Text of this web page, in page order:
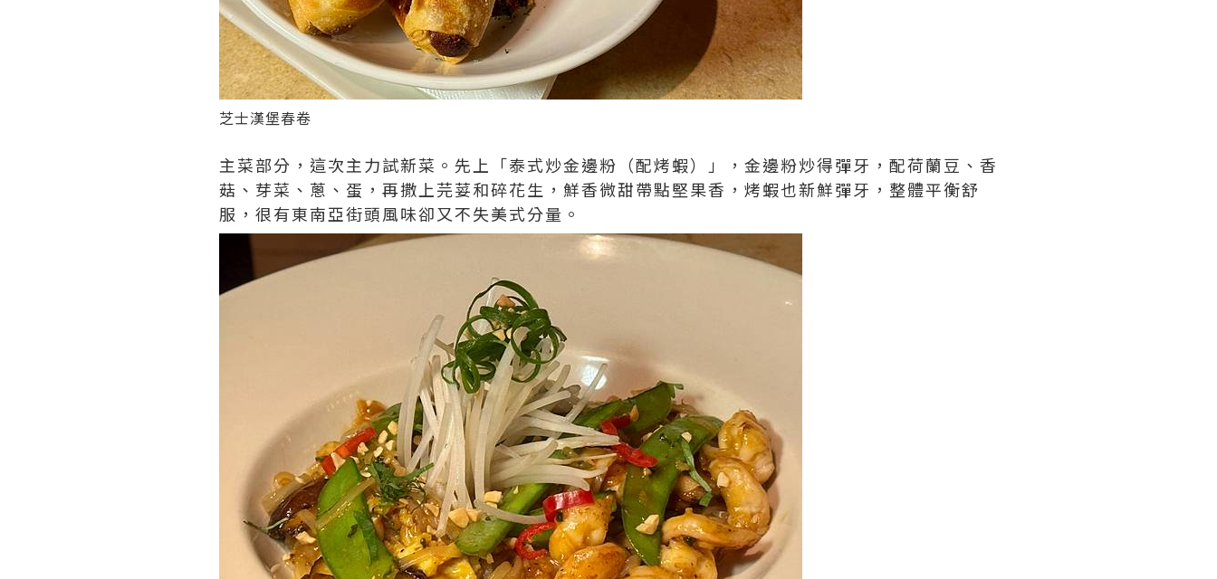
芝士漢堡春卷
主菜部分，這次主力試新菜。先上「泰式炒金邊粉（配烤蝦）」，金邊粉炒得彈牙，配荷蘭豆、香
菇、芽菜、蔥、蛋，再撒上芫荽和碎花生，鮮香微甜帶點堅果香，烤蝦也新鮮彈牙，整體平衡舒
服，很有東南亞街頭風味卻又不失美式分量。